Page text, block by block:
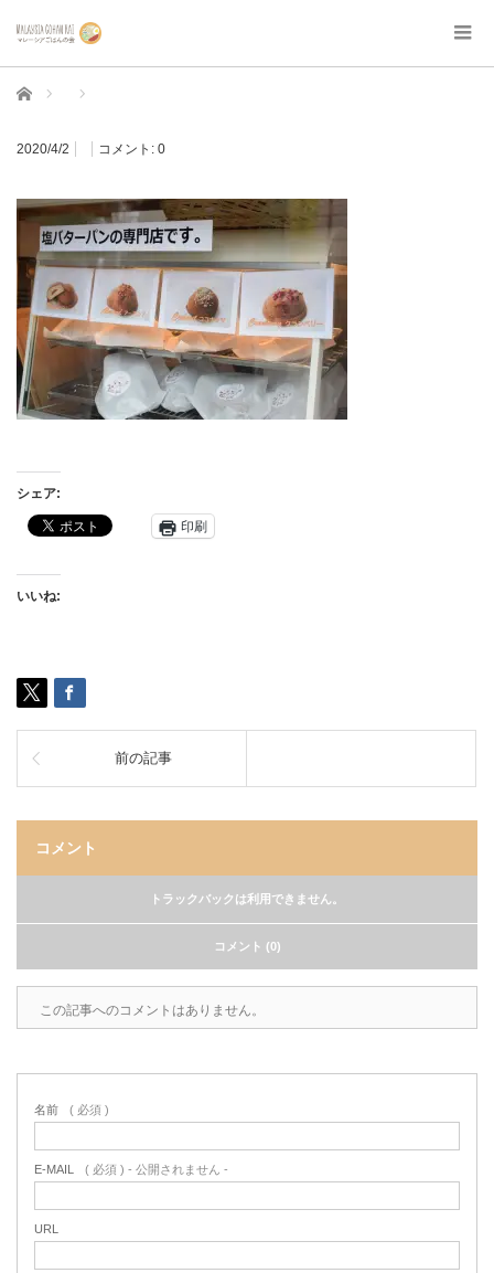
ホーム
2020/4/2 コメント: 0
シェア:
印刷
いいね:
前の記事
コメント
トラックバックは利用できません。
コメント (0)
この記事へのコメントはありません。
名前 ( 必須 )
E-MAIL ( 必須 ) - 公開されません -
URL